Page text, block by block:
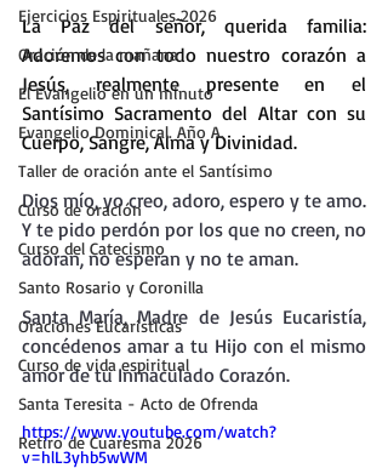
Ejercicios Espirituales 2026
Oración de la mañana
El Evangelio en un minuto
Evangelio Dominical. Año A.
Taller de oración ante el Santísimo
Curso de oración
Curso del Catecismo
Santo Rosario y Coronilla
Oraciones Eucarísticas
Curso de vida espiritual
Santa Teresita - Acto de Ofrenda
Retiro de Cuaresma 2026
La Paz del señor, querida familia:
Adoremos con todo nuestro corazón a
Jesús, realmente presente en el
Santísimo Sacramento del Altar con su
Cuerpo, Sangre, Alma y Divinidad.
Dios mío, yo creo, adoro, espero y te amo.
Y te pido perdón por los que no creen, no
adoran, no esperan y no te aman.
Santa María, Madre de Jesús Eucaristía,
concédenos amar a tu Hijo con el mismo
amor de tu Inmaculado Corazón.
https://www.youtube.com/watch?
v=hlL3yhb5wWM